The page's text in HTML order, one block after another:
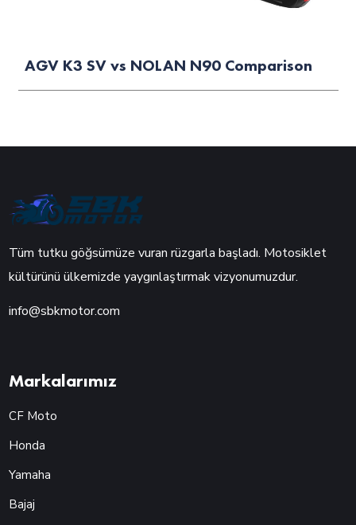
AGV K3 SV vs NOLAN N90 Comparison
Tüm tutku göğsümüze vuran rüzgarla başladı. Motosiklet
kültürünü ülkemizde yaygınlaştırmak vizyonumuzdur.
info@sbkmotor.com
Markalarımız
CF Moto
Honda
Yamaha
Bajaj